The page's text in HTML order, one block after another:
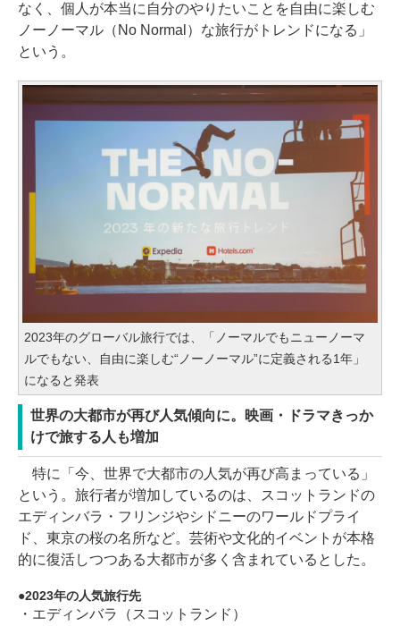
なく、個人が本当に自分のやりたいことを自由に楽しむ
ノーノーマル（No Normal）な旅行がトレンドになる」
という。
2023年のグローバル旅行では、「ノーマルでもニューノーマ
ルでもない、自由に楽しむ“ノーノーマル”に定義される1年」
になると発表
世界の大都市が再び人気傾向に。映画・ドラマきっか
けで旅する人も増加
特に「今、世界で大都市の人気が再び高まっている」
という。旅行者が増加しているのは、スコットランドの
エディンバラ・フリンジやシドニーのワールドプライ
ド、東京の桜の名所など。芸術や文化的イベントが本格
的に復活しつつある大都市が多く含まれているとした。
2023年の人気旅行先
・エディンバラ（スコットランド）